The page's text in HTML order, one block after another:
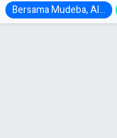
Bersama Mudeba, Al...